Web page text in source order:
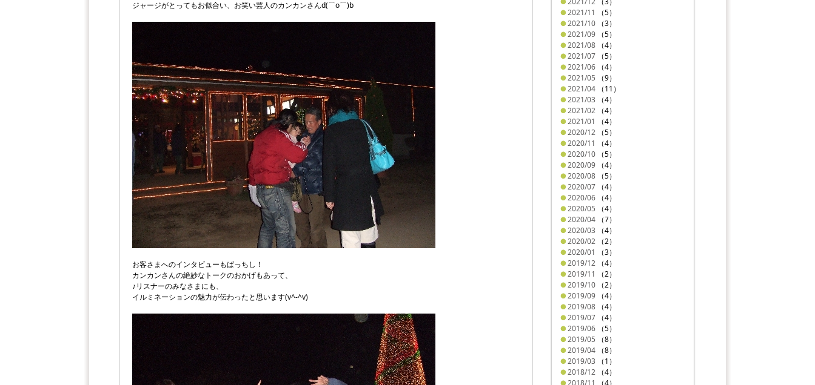
2021/11
（5）
2021/10 （3）
2021/09 （5）
2021/08 （4）
2021/07 （5）
2021/06 （4）
2021/05 （9）
2021/04 （11）
2021/03 （4）
2021/02 （4）
2021/01
（4）
2020/12 （5）
2020/11
（4）
2020/10 （5）
2020/09 （4）
2020/08 （5）
2020/07 （4）
2020/06 （4）
2020/05 （4）
2020/04 （7）
2020/03 （4）
2020/02 （2）
2020/01
（3）
2019/12 （4）
2019/11
（2）
2019/10 （2）
2019/09 （4）
2019/08 （4）
2019/07 （4）
2019/06 （5）
2019/05 （8）
2019/04 （8）
2019/03 （1）
2018/12 （4）
2018/11
（4）
ジャージがとってもお似合い、お笑い芸人のカンカンさんd(⌒o⌒)b
お客さまへのインタビューもばっちし！
カンカンさんの絶妙なトークのおかげもあって、
♪リスナーのみなさまにも、
イルミネーションの魅力が伝わったと思います(v^-^v)